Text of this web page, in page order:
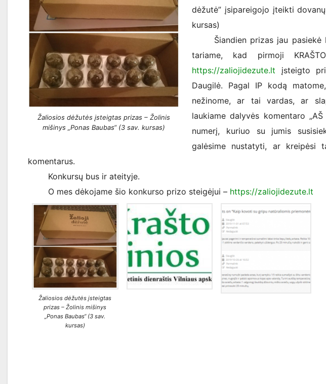
Žaliosios dėžutės įsteigtas prizas – Žolinis
mišinys „Ponas Baubas“ (3 sav. kursas)
dėžutė” įsipareigojo įteikti
kursas)
Šiandien prizas jau pasiekė
tariame, kad pirmoji
https://zaliojidezute.lt įsteigto
Daugilė. Pagal IP kodą
nežinome, ar tai vardas, ar
laukiame dalyvės komentaro
numerį, kuriuo su jumis
galėsime nustatyti, ar kreipėsi
komentarus.
Konkursų bus ir ateityje.
O mes dėkojame šio konkurso prizo steigėjui – https://zaliojidezute.lt
Žaliosios dėžutės įsteigtas
prizas – Žolinis mišinys
„Ponas Baubas“ (3 sav.
kursas)